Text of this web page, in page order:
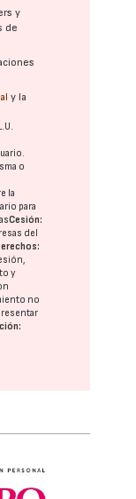
y
de
y la
o
la
para
Cesión:
del
y
no